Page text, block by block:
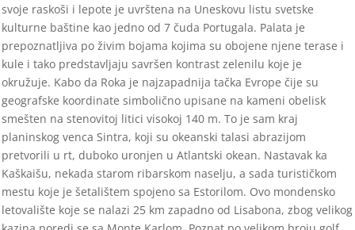
svoje raskoši i lepote je uvrštena na Uneskovu listu svetske
kulturne baštine kao jedno od 7 čuda Portugala. Palata je
prepoznatljiva po živim bojama kojima su obojene njene terase i
kule i tako predstavljaju savršen kontrast zelenilu koje je
okružuje. Kabo da Roka je najzapadnija tačka Evrope čije su
geografske koordinate simbolično upisane na kameni obelisk
smešten na stenovitoj litici visokoj 140 m. To je sam kraj
planinskog venca Sintra, koji su okeanski talasi abrazijom
pretvorili u rt, duboko uronjen u Atlantski okean. Nastavak ka
Kaškaišu, nekada starom ribarskom naselju, a sada turističkom
mestu koje je šetalištem spojeno sa Estorilom. Ovo mondensko
letovalište koje se nalazi 25 km zapadno od Lisabona, zbog velikog